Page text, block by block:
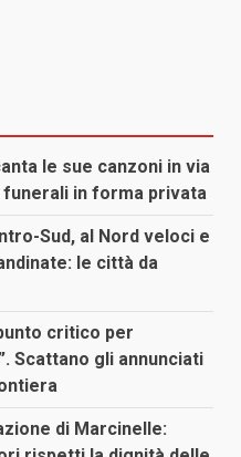
le sue canzoni in via
funerali in forma privata
Sud, al Nord veloci e
le città da
critico per
Scattano gli annunciati
di Marcinelle: